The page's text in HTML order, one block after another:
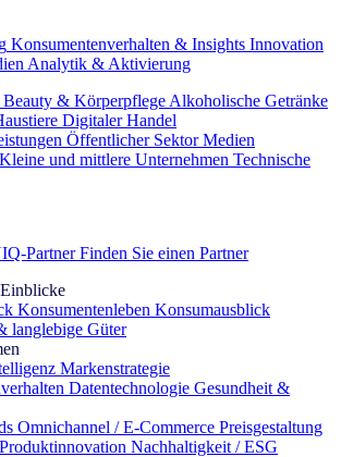
Konsumentenverhalten & Insights Innovation
Analytik & Aktivierung
Beauty & Körperpflege Alkoholische Getränke
Digitaler Handel
Öffentlicher Sektor Medien
Kleine und mittlere Unternehmen Technische
Partner Finden Sie einen Partner
Konsumentenleben Konsumausblick
langlebige Güter
Markenstrategie
Datentechnologie Gesundheit &
Omnichannel / E‑Commerce Preisgestaltung
Produktinnovation Nachhaltigkeit / ESG